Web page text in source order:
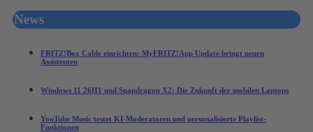
News
FRITZ!Box Cable einrichten: MyFRITZ!App Update bringt neuen
Assistenten
Windows 11 26H1 und Snapdragon X2: Die Zukunft der mobilen Laptops
YouTube Music testet KI-Moderatoren und personalisierte Playlist-
Funktionen